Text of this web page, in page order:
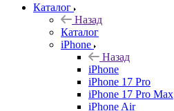
Каталог
Назад
Каталог
iPhone
Назад
iPhone
iPhone 17 Pro
iPhone 17 Pro Max
iPhone Air